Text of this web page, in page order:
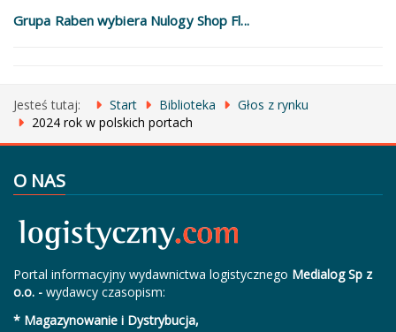
Grupa Raben wybiera Nulogy Shop Fl...
Jesteś tutaj: Start Biblioteka
Głos z rynku
2024 rok w polskich portach
O NAS
Portal informacyjny wydawnictwa logistycznego Medialog Sp z
o.o. - wydawcy czasopism:
* Magazynowanie i Dystrybucja,